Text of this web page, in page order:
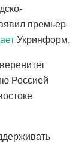
премьер-
Укринформ.
Россией